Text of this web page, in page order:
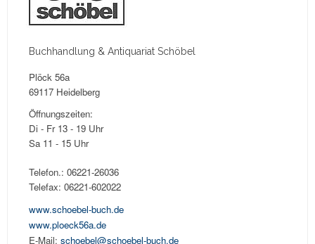
Buchhandlung & Antiquariat Schöbel
Plöck 56a
69117 Heidelberg
Öffnungszeiten:
Di - Fr 13 - 19 Uhr
Sa 11 - 15 Uhr
Telefon.: 06221-26036
Telefax: 06221-602022
www.schoebel-buch.de
www.ploeck56a.de
E-Mail: schoebel@schoebel-buch.de